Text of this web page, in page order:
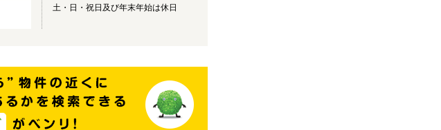
土・日・祝日及び年末年始は休日